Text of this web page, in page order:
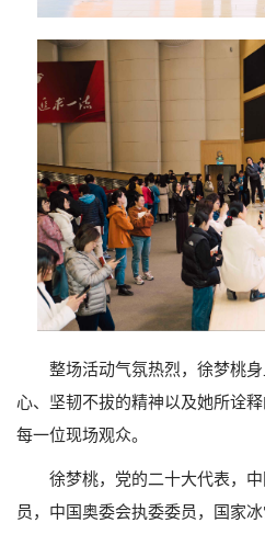
整场活动气氛热烈，徐梦桃
心、坚韧不拔的精神以及她所诠
每一位现场观众。
徐梦桃，党的二十大代表，
员，中国奥委会执委委员，国家冰